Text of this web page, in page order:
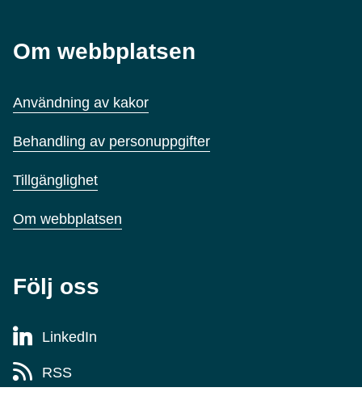
Om webbplatsen
Användning av kakor
Behandling av personuppgifter
Tillgänglighet
Om webbplatsen
Följ oss
LinkedIn
RSS